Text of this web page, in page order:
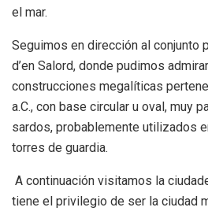
el mar.
Seguimos en dirección al conjunto
d’en Salord, donde pudimos
construcciones megalíticas
a.C., con base circular u oval, muy
sardos, probablemente utilizados
torres de guardia.
A continuación visitamos la
tiene el privilegio de ser la ciudad